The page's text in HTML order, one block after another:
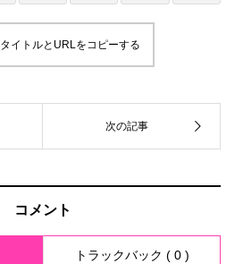
イトルとURLをコピーする
コメント
トラックバック ( 0 )